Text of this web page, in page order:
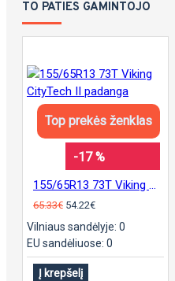
TO PATIES GAMINTOJO
Top prekės ženklas
-17 %
65.33€ 54.22€
Vilniaus sandėlyje: 0
EU sandėliuose: 0
Į krepšelį